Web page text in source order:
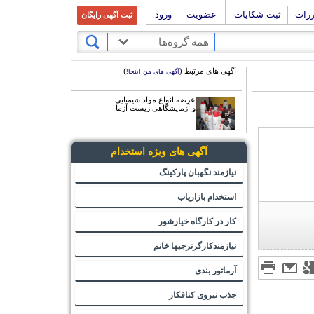
ثبت شکایات عضویت ورود ثبت آگهی رایگان
همه گروه‌ها
آگهی های مرتبط (آگهی های من اینجا!)
عرضه انواع مواد شیمیایی
و آزمایشگاهی زیست آزما
آگهی های ویژه استخدام
نیازمند نگهبان پارکینگ
استخدام بازاریاب
کار در کارگاه خیارشور
نیازمندکارگرترجیها خانم
آرماتور بندی
جذب نیروی کنافکار